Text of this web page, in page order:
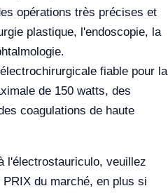
opérations très précises et
plastique, l'endoscopie, la
fiable pour la
de 150 watts, des
coagulations de haute
l'électrostauriculo, veuillez
du marché, en plus si